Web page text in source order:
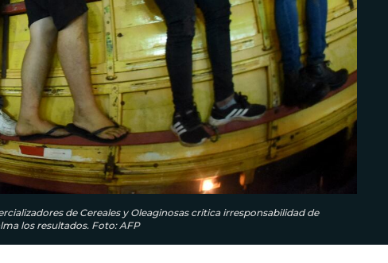
de Cereales y Oleaginosas critica irresponsabilidad de
los resultados. Foto: AFP